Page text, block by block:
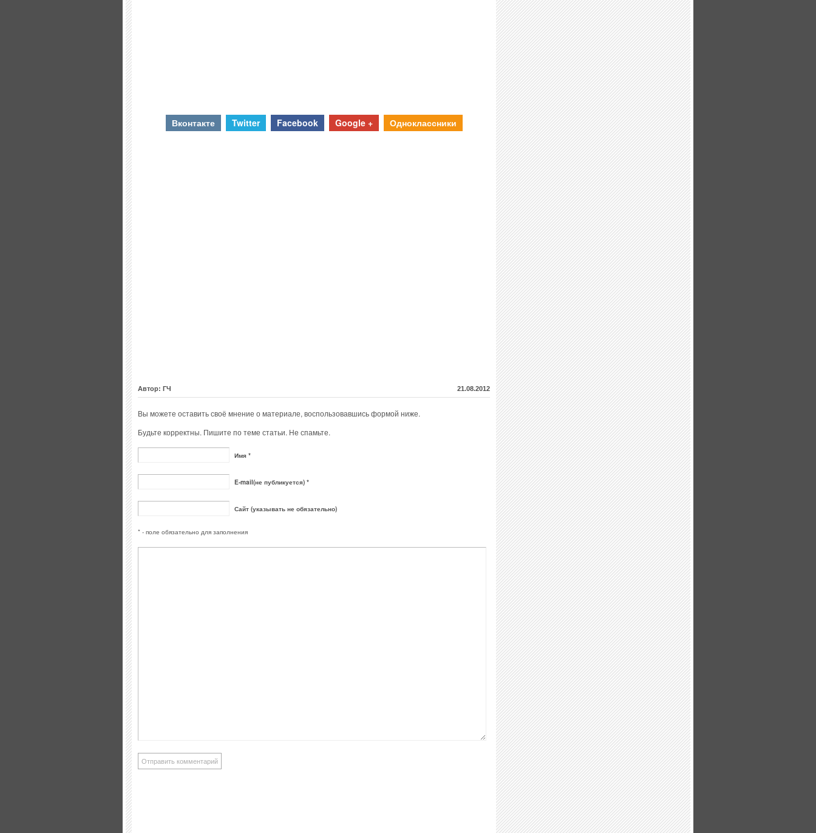
Вконтакте Twitter Facebook Google + Одноклассники
Автор: ГЧ 21.08.2012
Вы можете оставить своё мнение о материале, воспользовавшись формой ниже.
Будьте корректны. Пишите по теме статьи. Не спамьте.
Имя *
E-mail(не публикуется) *
Сайт (указывать не обязательно)
* - поле обязательно для заполнения